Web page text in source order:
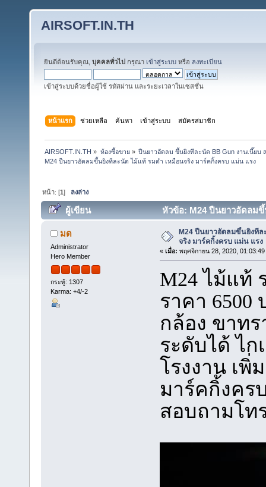
AIRSOFT.IN.TH
ยินดีต้อนรับคุณ, บุคคลทั่วไป กรุณา เข้าสู่ระบบ หรือ ลงทะเบียน
เข้าสู่ระบบด้วยชื่อผู้ใช้ รหัสผ่าน และระยะเวลาในเซสชั่น
หน้าแรก ช่วยเหลือ ค้นหา เข้าสู่ระบบ สมัครสมาชิก
AIRSOFT.IN.TH » ห้องซื้อขาย» ปืนยาวอัดลม ขึ้นยิงทีละนัด BB Gun งานเนี๊ยบ
M24 ปืนยาวอัดลมขึ้นยิงทีละนัด ไม้แท้ รมดำ เหมือนจริง มาร์คกิ้งครบ แม่น แรง
หน้า: [1] ลงล่าง
ผู้เขียน
หัวข้อ: M24 ปืนยาวอัดลม
20188 ครั้ง)
มด
Administrator
Hero Member
กระทู้: 1307
Karma: +4/-2
M24 ปืนยาวอัดลมขึ้นยิงที
จริง มาร์คกิ้งครบ แม่น แรง
« เมื่อ: พฤศจิกายน 28, 2020, 01:03:49
M24 ไม้แท้
ราคา 6500
กล้อง ขาทร
ระดับได้ ไ
โรงงาน เพิ่
มาร์คกิ้งคร
สอบถามโท